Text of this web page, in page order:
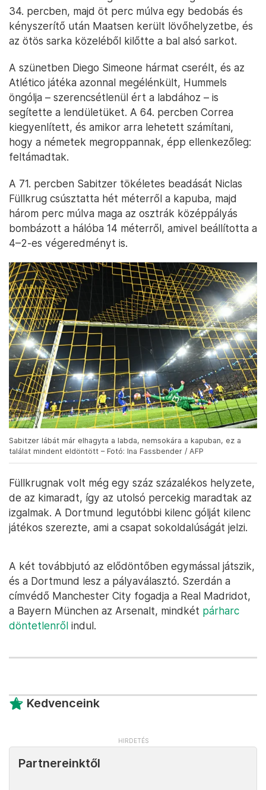
34. percben, majd öt perc múlva egy bedobás és
kényszerítő után Maatsen került lövőhelyzetbe, és
az ötös sarka közeléből kilőtte a bal alsó sarkot.
A szünetben Diego Simeone hármat cserélt, és az
Atlético játéka azonnal megélénkült, Hummels
öngólja – szerencsétlenül ért a labdához – is
segítette a lendületüket. A 64. percben Correa
kiegyenlített, és amikor arra lehetett számítani,
hogy a németek megroppannak, épp ellenkezőleg:
feltámadtak.
A 71. percben Sabitzer tökéletes beadását Niclas
Füllkrug csúsztatta hét méterről a kapuba, majd
három perc múlva maga az osztrák középpályás
bombázott a hálóba 14 méterről, amivel beállította a
4–2-es végeredményt is.
Sabitzer lábát már elhagyta a labda, nemsokára a kapuban, ez a
találat mindent eldöntött – Fotó: Ina Fassbender / AFP
Füllkrugnak volt még egy száz százalékos helyzete,
de az kimaradt, így az utolsó percekig maradtak az
izgalmak. A Dortmund legutóbbi kilenc gólját kilenc
játékos szerezte, ami a csapat sokoldalúságát jelzi.
A két továbbjutó az elődöntőben egymással játszik,
és a Dortmund lesz a pályaválasztó. Szerdán a
címvédő Manchester City fogadja a Real Madridot,
a Bayern München az Arsenalt, mindkét párharc
döntetlenről indul.
Kedvenceink
Partnereinktől